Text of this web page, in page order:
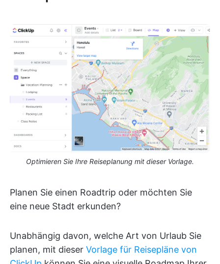
Optimieren Sie Ihre Reiseplanung mit dieser Vorlage.
Planen Sie einen Roadtrip oder möchten Sie
eine neue Stadt erkunden?
Unabhängig davon, welche Art von Urlaub Sie
planen, mit dieser Vorlage für Reisepläne von